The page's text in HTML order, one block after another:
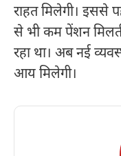
राहत मिलेगी। इससे
से भी कम पेंशन
रहा था। अब नई
आय मिलेगी।